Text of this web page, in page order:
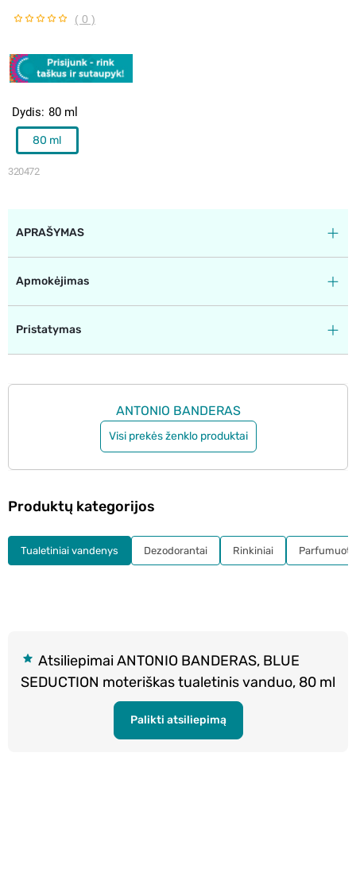
( 0 )
320472
Dydis 80 ml
80 ml
APRAŠYMAS
Apmokėjimas
Pristatymas
ANTONIO BANDERAS
Visi prekės ženklo produktai
Atsiliepimai ANTONIO BANDERAS, BLUE
SEDUCTION moteriškas tualetinis vanduo, 80 ml
Palikti atsiliepimą
Produktų kategorijos
Tualetiniai vandenys Dezodorantai Rinkiniai